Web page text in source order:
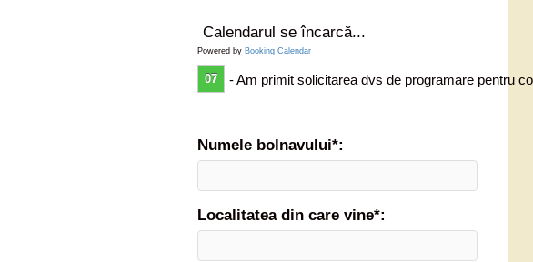
Calendarul se încarcă...
Powered by Booking Calendar
07 - Am primit solicitarea dvs de programare pentru
Numele bolnavului*:
Localitatea din care vine*: